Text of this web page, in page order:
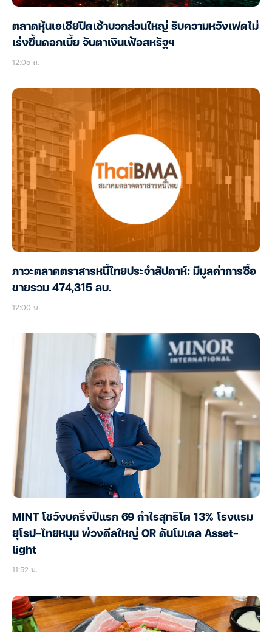
ตลาดหุ้นเอเชียปิดเช้าบวกส่วนใหญ่ รับความหวังเฟดไม่
เร่งขึ้นดอกเบี้ย จับตาเงินเฟ้อสหรัฐฯ
12:05 น.
ภาวะตลาดตราสารหนี้ไทยประจำสัปดาห์: มีมูลค่าการซื้อ
ขายรวม 474,315 ลบ.
12:00 น.
MINT โชว์งบครึ่งปีแรก 69 กำไรสุทธิโต 13% โรงแรม
ยุโรป-ไทยหนุน พ่วงดีลใหญ่ OR ดันโมเดล Asset-
light
11:52 น.